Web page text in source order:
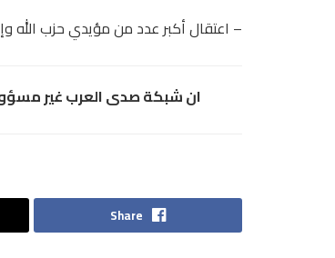
– اعتقال أكبر عدد من مؤيدي حزب الله وإعدام كل من
ان شبكة صدى العرب غير
Share